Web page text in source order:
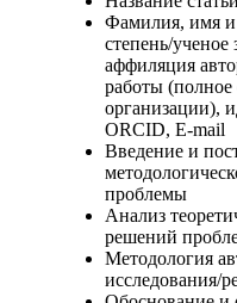
Фамилия, имя и
степень/ученое
аффиляция
работы
организации),
ORCID, E-mail
Введение и
проблемы
Анализ
решений
Методология
исследования/